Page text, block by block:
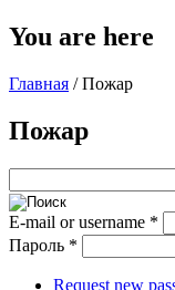
You are here
Главная / Пожар
Пожар
E-mail or username *
Пароль *
Request new